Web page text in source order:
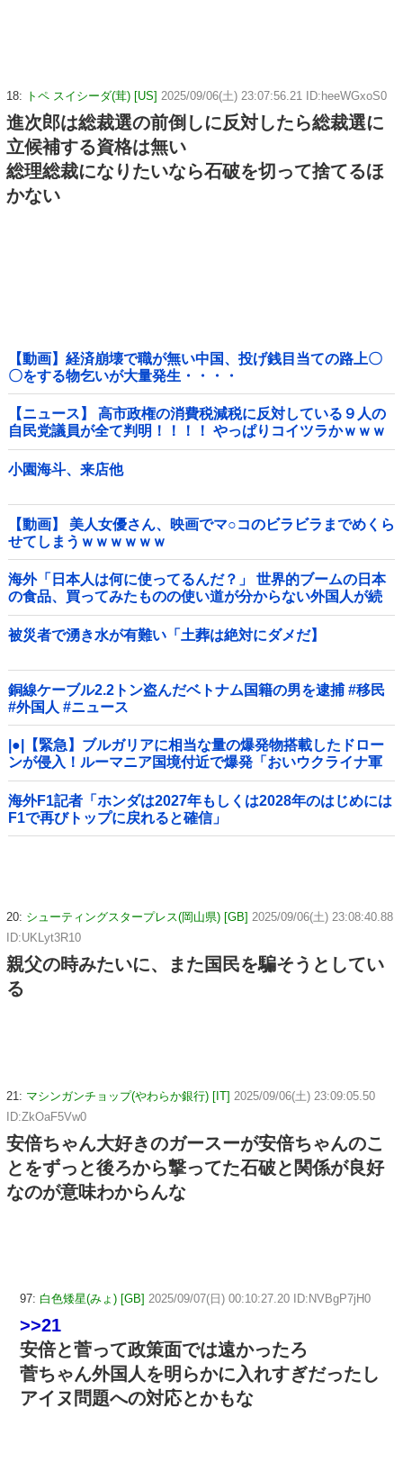
18: トペ スイシーダ(茸) [US] 2025/09/06(土) 23:07:56.21 ID:heeWGxoS0
進次郎は総裁選の前倒しに反対したら総裁選に
立候補する資格は無い
総理総裁になりたいなら石破を切って捨てるほ
かない
【動画】経済崩壊で職が無い中国、投げ銭目当ての路上〇
〇をする物乞いが大量発生・・・・
【ニュース】 高市政権の消費税減税に反対している９人の
自民党議員が全て判明！！！！ やっぱりコイツラかｗｗｗ
ｗｗ
小園海斗、来店他
【動画】 美人女優さん、映画でマ○コのビラビラまでめくら
せてしまうｗｗｗｗｗｗ
海外「日本人は何に使ってるんだ？」 世界的ブームの日本
の食品、買ってみたものの使い道が分からない外国人が続
出
被災者で湧き水が有難い「土葬は絶対にダメだ】
銅線ケーブル2.2トン盗んだベトナム国籍の男を逮捕 #移民
#外国人 #ニュース
|●|【緊急】ブルガリアに相当な量の爆発物搭載したドロー
ンが侵入！ルーマニア国境付近で爆発「おいウクライナ軍
がよく使う機種だぞ」
海外F1記者「ホンダは2027年もしくは2028年のはじめには
F1で再びトップに戻れると確信」
20: シューティングスタープレス(岡山県) [GB] 2025/09/06(土) 23:08:40.88
ID:UKLyt3R10
親父の時みたいに、また国民を騙そうとしてい
る
21: マシンガンチョップ(やわらか銀行) [IT] 2025/09/06(土) 23:09:05.50
ID:ZkOaF5Vw0
安倍ちゃん大好きのガースーが安倍ちゃんのこ
とをずっと後ろから撃ってた石破と関係が良好
なのが意味わからんな
97: 白色矮星(みょ) [GB] 2025/09/07(日) 00:10:27.20 ID:NVBgP7jH0
>>21
安倍と菅って政策面では遠かったろ
菅ちゃん外国人を明らかに入れすぎだったし
アイヌ問題への対応とかもな